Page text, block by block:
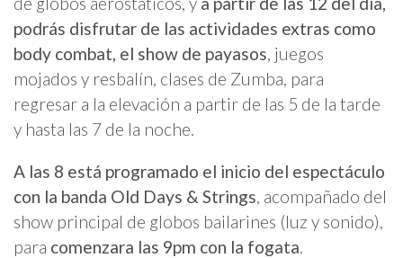
podrás disfrutar de las actividades extras como
body combat, el show de payasos, juegos
mojados y resbalín, clases de Zumba, para
regresar a la elevación a partir de las 5 de la tarde
y hasta las 7 de la noche.
A las 8 está programado el inicio del espectáculo
con la banda Old Days & Strings, acompañado del
show principal de globos bailarines (luz y sonido),
para comenzara las 9pm con la fogata.